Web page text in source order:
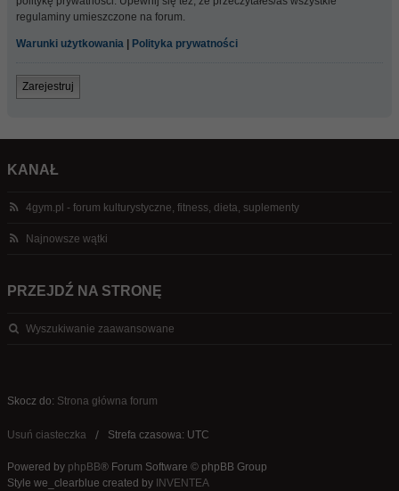
regulaminy umieszczone na forum.
Warunki użytkowania Polityka prywatności
Zarejestruj
KANAŁ
4gym.pl - forum kulturystyczne, fitness, dieta, suplementy
Najnowsze wątki
PRZEJDŹ NA STRONĘ
Wyszukiwanie zaawansowane
Skocz do: Strona główna forum
Usuń ciasteczka Strefa czasowa: UTC
Powered by phpBB® Forum Software © phpBB Group
Style we_clearblue created by INVENTEA